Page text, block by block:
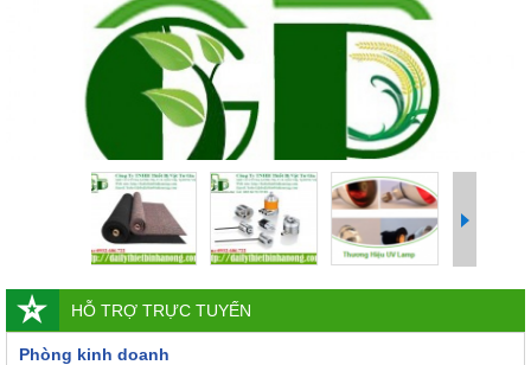
HỖ TRỢ TRỰC TUYẾN
Phòng kinh doanh